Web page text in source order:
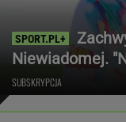
Niewiadomej.
SUBSKRYPCJA